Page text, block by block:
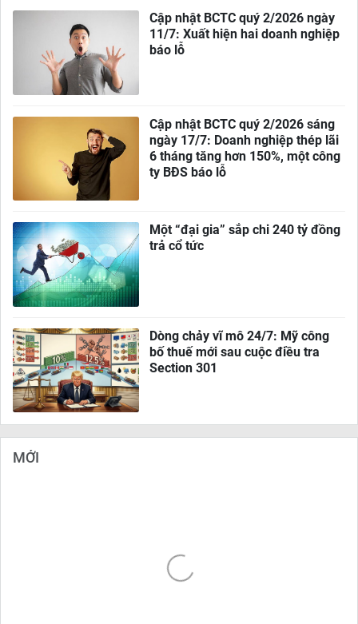
Cập nhật BCTC quý 2/2026 ngày
11/7: Xuất hiện hai doanh nghiệp
báo lỗ
Cập nhật BCTC quý 2/2026 sáng
ngày 17/7: Doanh nghiệp thép lãi
6 tháng tăng hơn 150%, một công
ty BĐS báo lỗ
Một “đại gia” sắp chi 240 tỷ đồng
trả cổ tức
Dòng chảy vĩ mô 24/7: Mỹ công
bố thuế mới sau cuộc điều tra
Section 301
MỚI